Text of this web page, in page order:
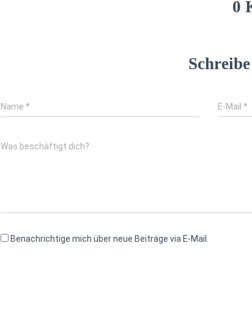
0
Name * E-Mail*
Was beschäftigt dich?
Benachrichtige mich über neue Beiträge via E-Mail.